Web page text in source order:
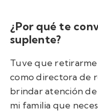
¿Por qué te
suplente?
Tuve que
como directora de
brindar atención de
mi familia que